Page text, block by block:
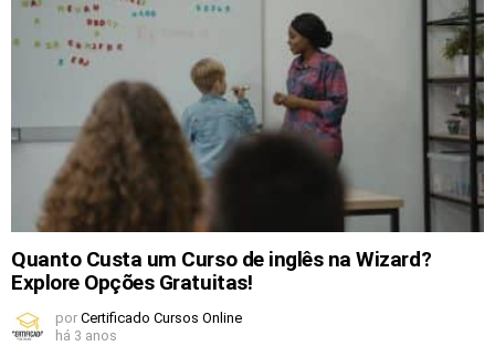
Quanto Custa um Curso de inglês na Wizard?
Explore Opções Gratuitas!
por Certificado Cursos Online
há 3 anos